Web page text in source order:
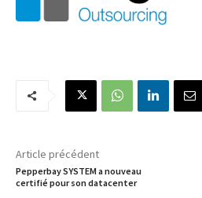
Article précédent
Pepperbay SYSTEM a nouveau
certifié pour son datacenter